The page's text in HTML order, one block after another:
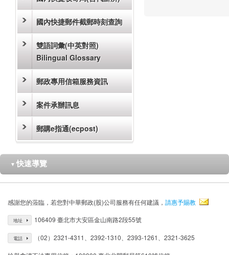
國內快捷郵件截郵時刻查詢
雙語詞彙(中英對照)
Bilingual Glossary
郵政專用信箱服務資訊
案件承辦訊息
郵購e指通(ecpost)
▼ 快速導覽
感謝您的蒞臨，若您對中華郵政(股)公司服務有任何建議， 請惠予賜教
地址 106409 臺北市大安區金山南路2段55號
電話 （02）2321-4311、2392-1310、2393-1261、2321-3625